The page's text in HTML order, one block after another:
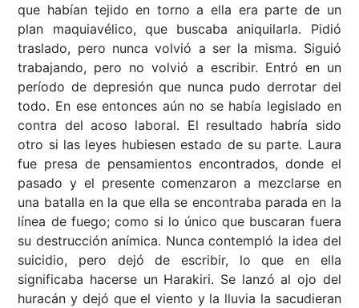
que habían tejido en torno a ella era parte de un
plan maquiavélico, que buscaba aniquilarla. Pidió
traslado, pero nunca volvió a ser la misma. Siguió
trabajando, pero no volvió a escribir. Entró en un
período de depresión que nunca pudo derrotar del
todo. En ese entonces aún no se había legislado en
contra del acoso laboral. El resultado habría sido
otro si las leyes hubiesen estado de su parte. Laura
fue presa de pensamientos encontrados, donde el
pasado y el presente comenzaron a mezclarse en
una batalla en la que ella se encontraba parada en la
línea de fuego; como si lo único que buscaran fuera
su destrucción anímica. Nunca contempló la idea del
suicidio, pero dejó de escribir, lo que en ella
significaba hacerse un Harakiri. Se lanzó al ojo del
huracán y dejó que el viento y la lluvia la sacudieran